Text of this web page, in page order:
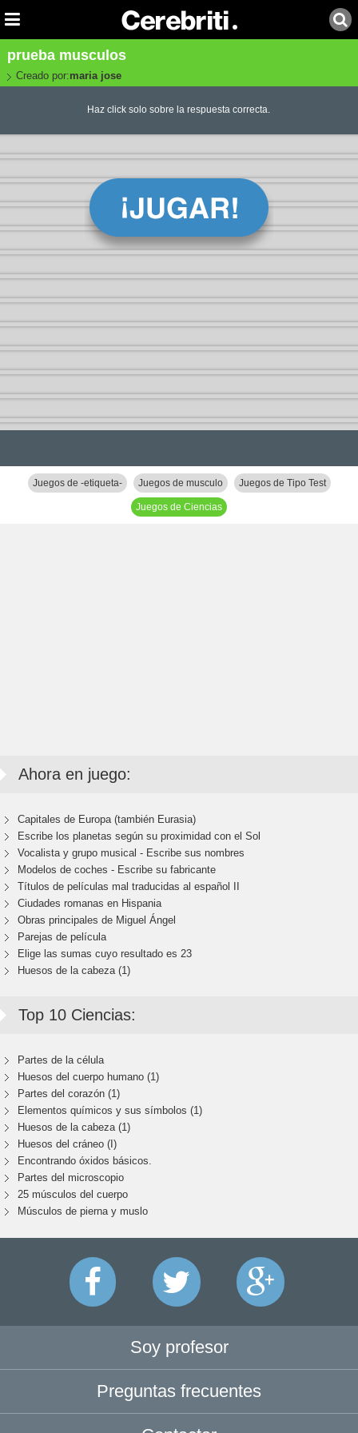
prueba musculos
Creado por:maria jose
Haz click solo sobre la respuesta correcta.
Juegos de -etiqueta- Juegos de musculo Juegos de Tipo Test
Juegos de Ciencias
Ahora en juego:
Capitales de Europa (también Eurasia)
Escribe los planetas según su proximidad con el Sol
Vocalista y grupo musical - Escribe sus nombres
Modelos de coches - Escribe su fabricante
Títulos de películas mal traducidas al español II
Ciudades romanas en Hispania
Obras principales de Miguel Ángel
Parejas de película
Elige las sumas cuyo resultado es 23
Huesos de la cabeza (1)
Top 10 Ciencias:
Partes de la célula
Huesos del cuerpo humano (1)
Partes del corazón (1)
Elementos químicos y sus símbolos (1)
Huesos de la cabeza (1)
Huesos del cráneo (I)
Encontrando óxidos básicos.
Partes del microscopio
25 músculos del cuerpo
Músculos de pierna y muslo
Soy profesor
Preguntas frecuentes